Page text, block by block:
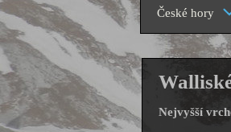
České hory
Nejvyšší